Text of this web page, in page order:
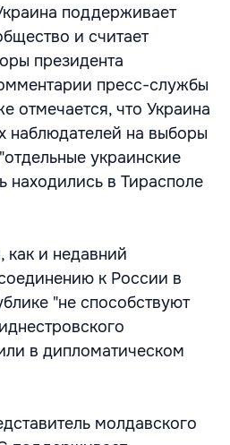
поддерживает
и считает
президента
пресс-службы
отмечается, что Украина
наблюдателей на выборы
украинские
находились в Тирасполе
и недавний
к России в
"не способствуют
в дипломатическом
молдавского